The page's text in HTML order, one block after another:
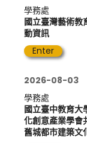
學務處
國立臺灣藝術教
動資訊
Enter
2026-08-03
學務處
國立臺中教育大
化創意產業學
舊城都市建築文